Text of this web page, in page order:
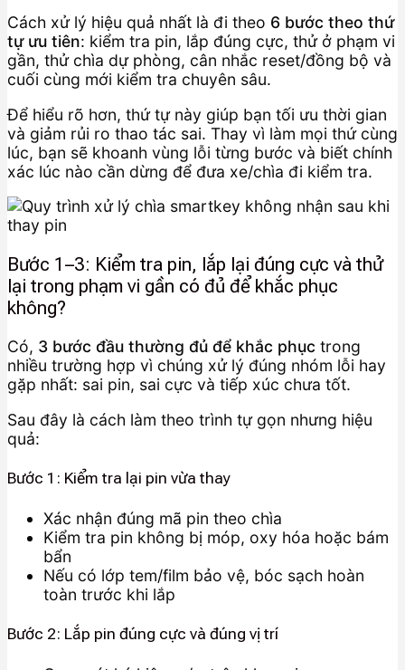
Cách xử lý hiệu quả nhất là đi theo 6 bước theo thứ
tự ưu tiên: kiểm tra pin, lắp đúng cực, thử ở phạm vi
gần, thử chìa dự phòng, cân nhắc reset/đồng bộ và
cuối cùng mới kiểm tra chuyên sâu.
Để hiểu rõ hơn, thứ tự này giúp bạn tối ưu thời gian
và giảm rủi ro thao tác sai. Thay vì làm mọi thứ cùng
lúc, bạn sẽ khoanh vùng lỗi từng bước và biết chính
xác lúc nào cần dừng để đưa xe/chìa đi kiểm tra.
Bước 1–3: Kiểm tra pin, lắp lại đúng cực và thử
lại trong phạm vi gần có đủ để khắc phục
không?
Có, 3 bước đầu thường đủ để khắc phục trong
nhiều trường hợp vì chúng xử lý đúng nhóm lỗi hay
gặp nhất: sai pin, sai cực và tiếp xúc chưa tốt.
Sau đây là cách làm theo trình tự gọn nhưng hiệu
quả:
Bước 1: Kiểm tra lại pin vừa thay
Xác nhận đúng mã pin theo chìa
Kiểm tra pin không bị móp, oxy hóa hoặc bám
bẩn
Nếu có lớp tem/film bảo vệ, bóc sạch hoàn
toàn trước khi lắp
Bước 2: Lắp pin đúng cực và đúng vị trí